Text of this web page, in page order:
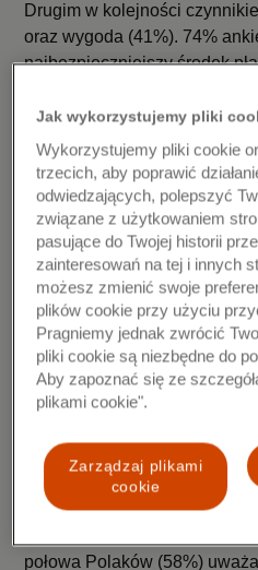
Drugim w kolejności
oraz wygoda (41%). 74%
najbezpieczniejszy środek
smartfonie jako bezpieczną
Biometria:
wygody przy kasie
Konsumenci dostrzegają
oferować biometria - około
zgadza się, że łatwiej jest
połowa (54%) polskich
ciągu ostatniego roku
z technologii
najwięcej w skali wszystkich
Z badania New Payments
uznawana jest za
połowa Polaków (58%)
Jak wykorzystujemy pliki
Wykorzystujemy pliki cookie
trzecich, aby poprawić
odwiedzających, polepszyć
związane z użytkowaniem
pasujące do Twojej historii
zainteresowań na tej i innych
możesz zmienić swoje
plików cookie przy użyciu
Pragniemy jednak zwrócić
pliki cookie są niezbędne do
Aby zapoznać się ze
plikami cookie".
Zarządzaj plikami
cookie